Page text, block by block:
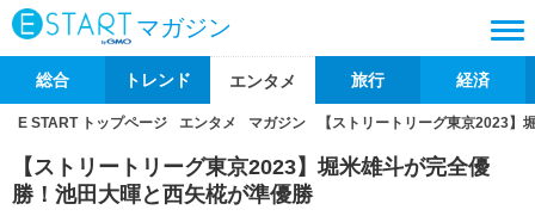
マガジン
総合 トレンド エンタメ 旅行 経済
E START トップページ エンタメ マガジン 【ストリートリーグ東京2023】
【ストリートリーグ東京2023】堀米雄斗が完全優
勝！池田大暉と西矢椛が準優勝